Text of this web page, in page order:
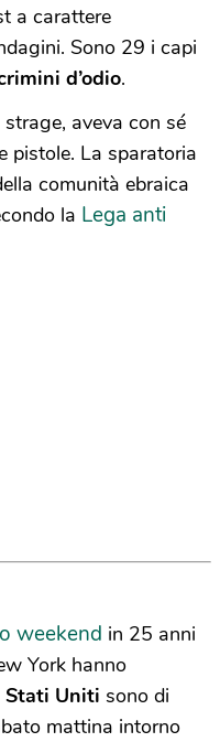
a carattere
Sono 29 i capi
d’odio.
strage, aveva con sé
pistole. La sparatoria
comunità ebraica
la Lega anti
weekend in 25 anni
York hanno
Stati Uniti sono di
mattina intorno